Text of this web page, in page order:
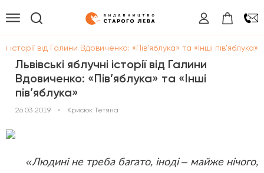
історії від Галини Вдовиченко: «Пів’яблука» та «Інші пів’яблука»
Львівські яблучні історії від Галини
Вдовиченко: «Пів’яблука» та «Інші
пів’яблука»
26.03.2019 • Крисюк Тетяна
«Людині не треба багато, іноді – майже нічого,